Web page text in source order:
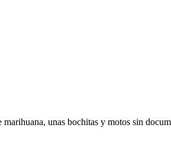
marihuana, unas bochitas y motos sin